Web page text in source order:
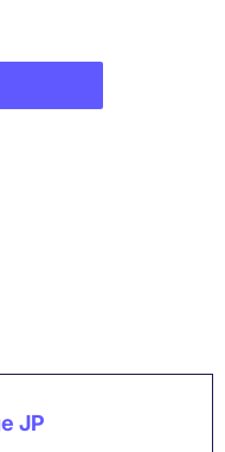
JP